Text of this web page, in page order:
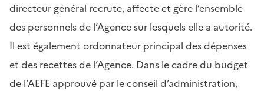
directeur général recrute, affecte et gère l’ensemble
des personnels de l’Agence sur lesquels elle a autorité.
Il est également ordonnateur principal des dépenses
et des recettes de l’Agence. Dans le cadre du budget
de l’AEFE approuvé par le conseil d’administration,